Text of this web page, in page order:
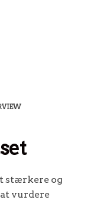
stærkere og
vurdere